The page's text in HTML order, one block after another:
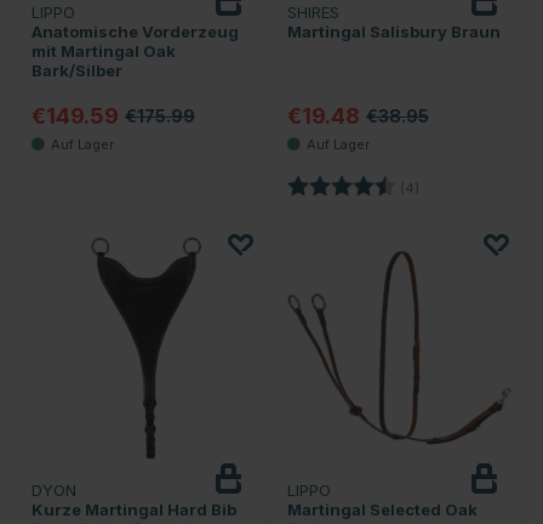
LIPPO
Anatomische Vorderzeug
mit Martingal Oak
Bark/Silber
€149.59 €175.99
SHIRES
Martingal Salisbury Braun
€19.48 €38.95
Bewertung: (4)
DYON
Kurze Martingal Hard Bib
LIPPO
Martingal Selected Oak